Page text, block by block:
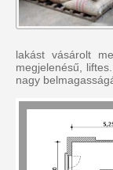
lakást vásárolt
megjelenésű,
nagy